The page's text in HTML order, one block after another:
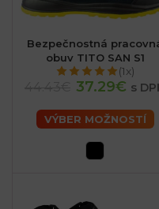
Bezpečnostná
obuv TITO SAN S1
(1x)
37.29€ s
VÝBER MOŽNOSTÍ